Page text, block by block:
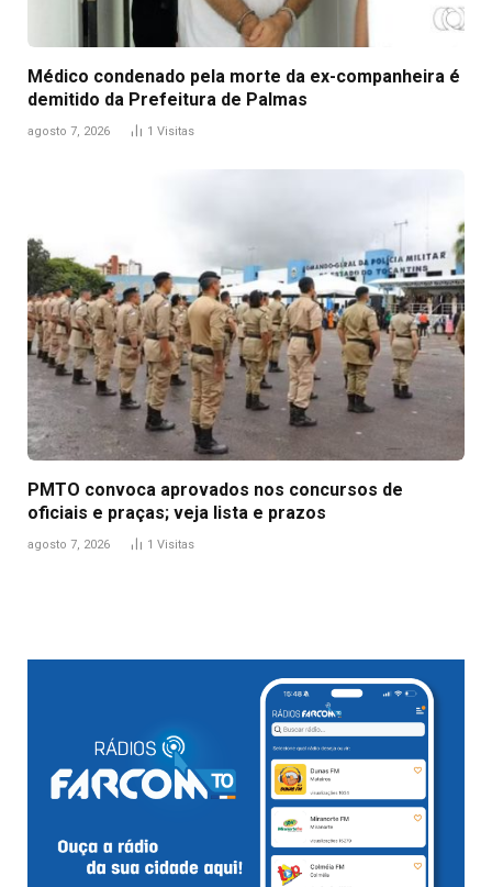
Médico condenado pela morte da ex-companheira é
demitido da Prefeitura de Palmas
agosto 7, 2026 1 Visitas
PMTO convoca aprovados nos concursos de
oficiais e praças; veja lista e prazos
agosto 7, 2026 1 Visitas